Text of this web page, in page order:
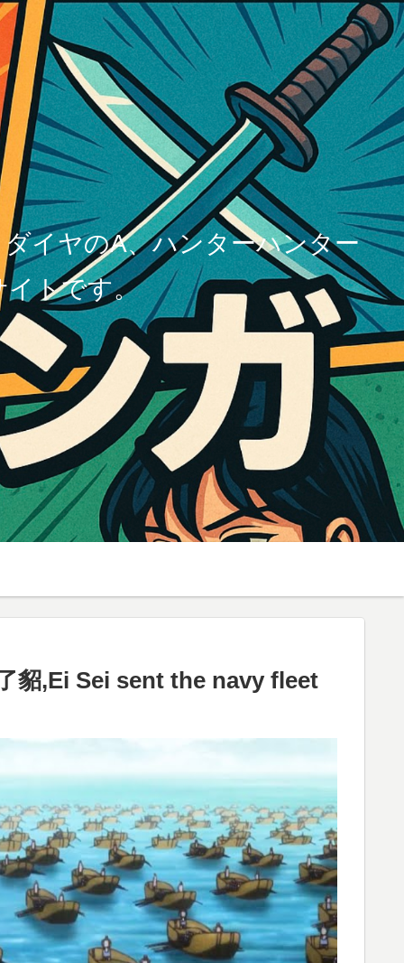
イヤのA、ハンターハンター
イトです。
貂,Ei Sei sent the navy fleet